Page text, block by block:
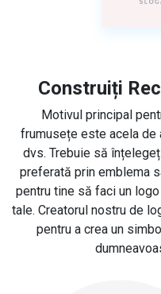
Construiți
Motivul principal
frumusețe este acela de
dvs. Trebuie să
preferată prin emblema
pentru tine să faci un
tale. Creatorul nostru de
pentru a crea un